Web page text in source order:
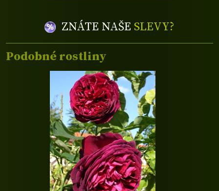
ZNÁTE NAŠE SLEVY?
Podobné rostliny